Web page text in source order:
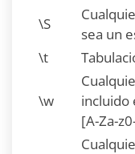
\S
sea un
\t
\w
incluido
[A-Za-